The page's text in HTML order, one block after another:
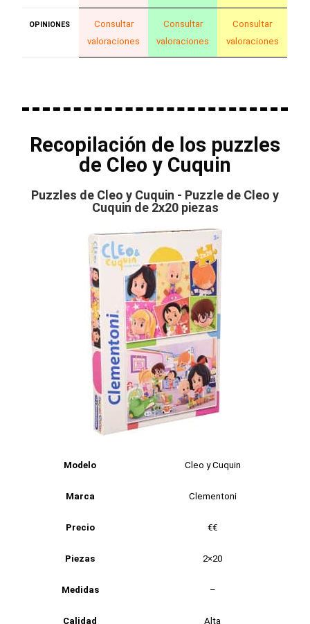
OPINIONES
Consultar
valoraciones
Consultar
valoraciones
Consultar
valoraciones
Recopilación de los puzzles
de Cleo y Cuquin
Puzzles de Cleo y Cuquin - Puzzle de Cleo y
Cuquin de 2x20 piezas
Modelo Cleo y Cuquin
Marca Clementoni
Precio €€
Piezas 2×20
Medidas –
Calidad Alta